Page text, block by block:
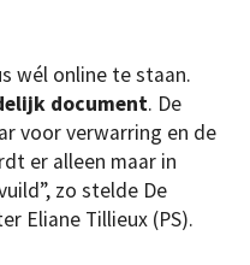
wél online te staan.
document. De
voor verwarring en de
er alleen maar in
zo stelde De
Eliane Tillieux (PS).